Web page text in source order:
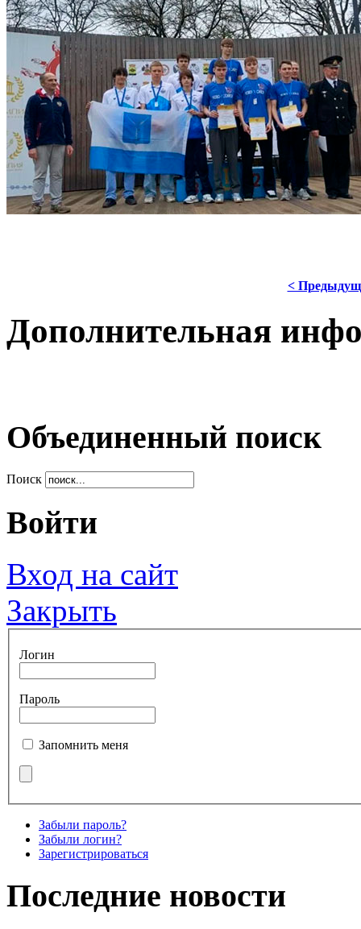
<
Дополнительная
Объединенный поиск
Поиск
Войти
Вход на сайт
Закрыть
Логин
Пароль
Запомнить меня
Забыли пароль?
Забыли логин?
Зарегистрироваться
Последние новости